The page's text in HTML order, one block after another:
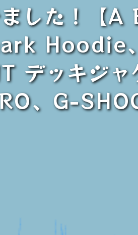
した！【
Hoodie
デッキジ
、G-